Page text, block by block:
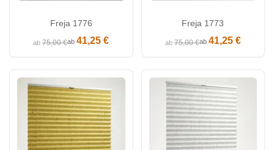
Freja 1776
ab75,00 €ab41,25 €
Freja 1773
ab75,00 €ab 41,25 €